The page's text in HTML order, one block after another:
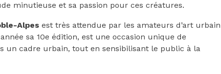
minutieuse et sa passion pour ces créatures.
Alpes est très attendue par les amateurs d’art urbain
sa 10e édition, est une occasion unique de
un cadre urbain, tout en sensibilisant le public à la